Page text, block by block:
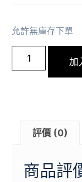
允許無庫存下單
加
評價 (0)
商品評